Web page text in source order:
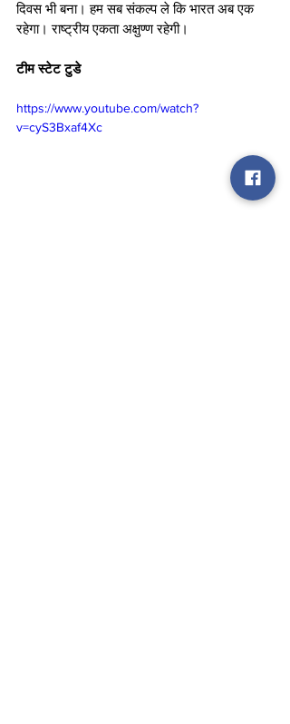
दिवस भी बना। हम सब संकल्प ले कि भारत अब एक
रहेगा। राष्ट्रीय एकता अक्षुण्ण रहेगी।
टीम स्टेट टुडे
https://www.youtube.com/watch?
v=cyS3Bxaf4Xc